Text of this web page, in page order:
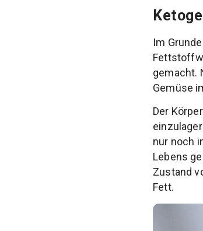
Im
gemacht.
Gemüse
Der
nur noch
Lebens
Zustand
Fett.